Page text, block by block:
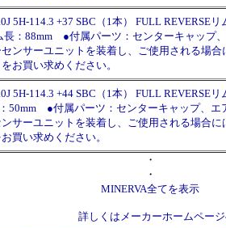
5H-114.3 +37 SBC（1本） FULL REVERSEリ
長：88mm ●付属パーツ：センターキャッ
ンサーユニットを装着し、ご使用される場合
お買い求めください。
5H-114.3 +44 SBC（1本） FULL REVERSEリ
50mm ●付属パーツ：センターキャップ、
サーユニットを装着し、ご使用される場合に
買い求めください。
・
・
MINERVA全てを表示
詳しくはメーカーホームペー